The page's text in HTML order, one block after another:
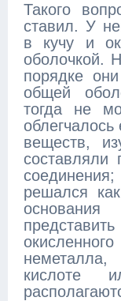
Такого
ставил. У
в кучу и
оболочкой.
порядке
общей
тогда не
веществ,
составляли
решался
кислоте